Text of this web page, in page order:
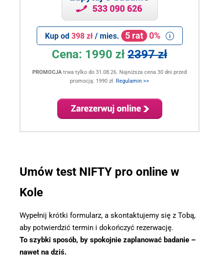
Kup od 398 zł/ mies. 5 rat 0%
Cena: 1990 zł 2397 zł
PROMOCJAtrwa tylko do 31.08.26. Najniższa cena 30 dni przed
promocją: 1990 zł. Regulamin >>
Umów test NIFTY pro online w
Kole
Wypełnij krótki formularz, a skontaktujemy się z Tobą,
aby potwierdzić termin i dokończyć rezerwację.
To szybki sposób, by spokojnie zaplanować badanie –
nawet na dziś.